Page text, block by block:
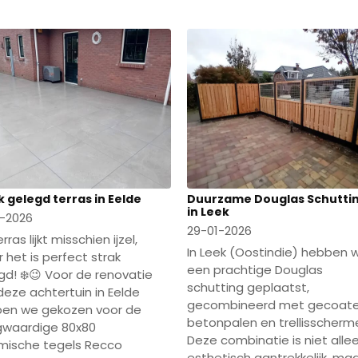
gelegd terras in Eelde
lijkt misschien ijzel,
het is perfect strak
❄️😉 Voor de renovatie
achtertuin in Eelde
we gekozen voor de
80x80
tegels Recco
Duurzame Douglas
in Leek
29-01-2026
In Leek (Oostindie) hebben
een prachtige Douglas
schutting geplaatst,
gecombineerd met
betonpalen en
Deze combinatie is niet